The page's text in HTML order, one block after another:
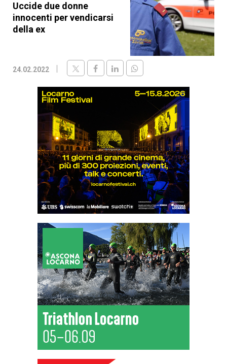
Uccide due donne
innocenti per vendicarsi
della ex
24.02.2022